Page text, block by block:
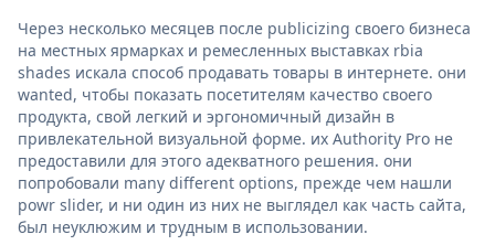
Через несколько месяцев после publicizing своего бизнеса
на местных ярмарках и ремесленных выставках rbia
shades искала способ продавать товары в интернете. они
wanted, чтобы показать посетителям качество своего
продукта, свой легкий и эргономичный дизайн в
привлекательной визуальной форме. их Authority Pro не
предоставили для этого адекватного решения. они
попробовали many different options, прежде чем нашли
powr slider, и ни один из них не выглядел как часть сайта,
был неуклюжим и трудным в использовании.